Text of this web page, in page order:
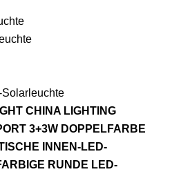
CHINA LIGHTING
3+3W DOPPELFARBE
INNEN-LED-
RUNDE LED-